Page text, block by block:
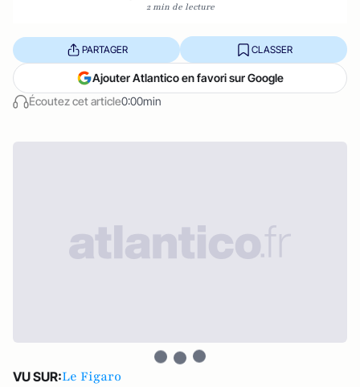
2 min de lecture
Écoutez cet article0:00min
PARTAGER CLASSER
Ajouter Atlantico en favori sur Google
VU SUR:Le Figaro